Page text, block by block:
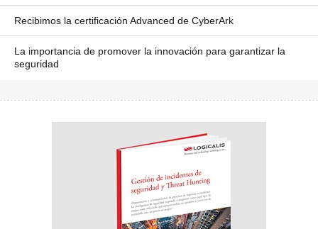
Recibimos la certificación Advanced de CyberArk
La importancia de promover la innovación para garantizar la
seguridad